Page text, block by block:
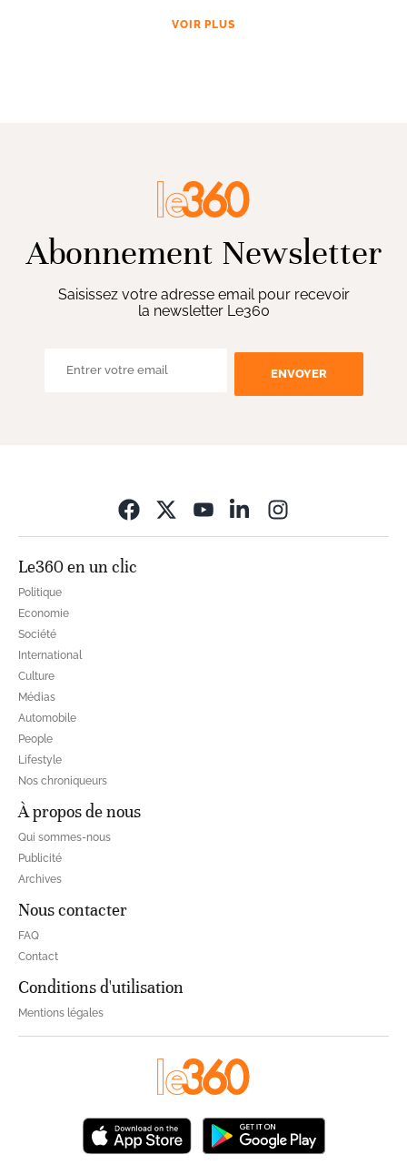
VOIR PLUS
Abonnement Newsletter
Saisissez votre adresse email pour recevoir
la newsletter Le360
ENVOYER
Le360 en un clic
Politique
Economie
Société
International
Culture
Médias
Automobile
People
Lifestyle
Nos chroniqueurs
À propos de nous
Qui sommes-nous
Publicité
Archives
Nous contacter
FAQ
Contact
Conditions d'utilisation
Mentions légales